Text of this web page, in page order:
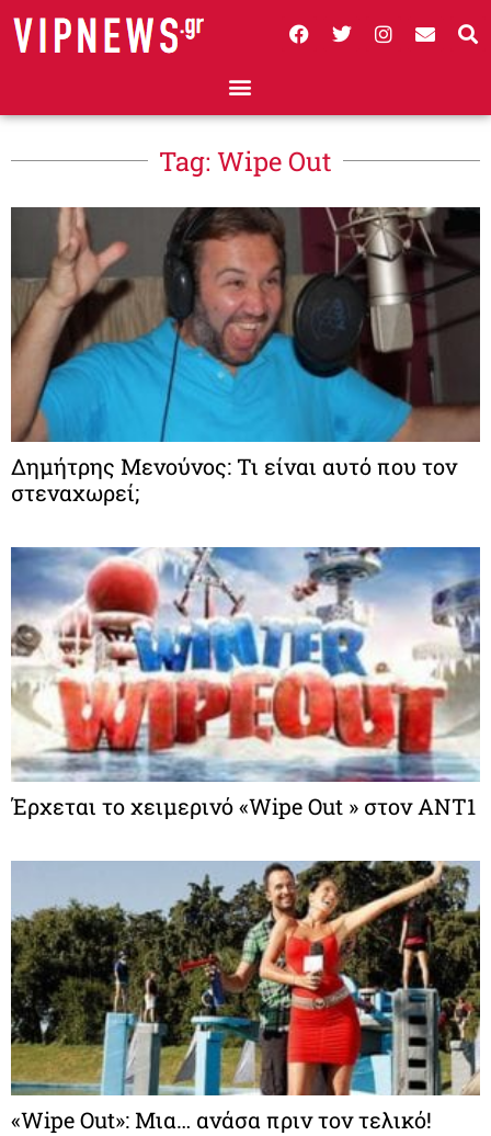
Tag: Wipe Out
Δημήτρης Μενούνος: Τι είναι αυτό που τον
στεναχωρεί;
Έρχεται το χειμερινό «Wipe Out » στον ΑΝΤ1
«Wipe Out»: Μια… ανάσα πριν τον τελικό!